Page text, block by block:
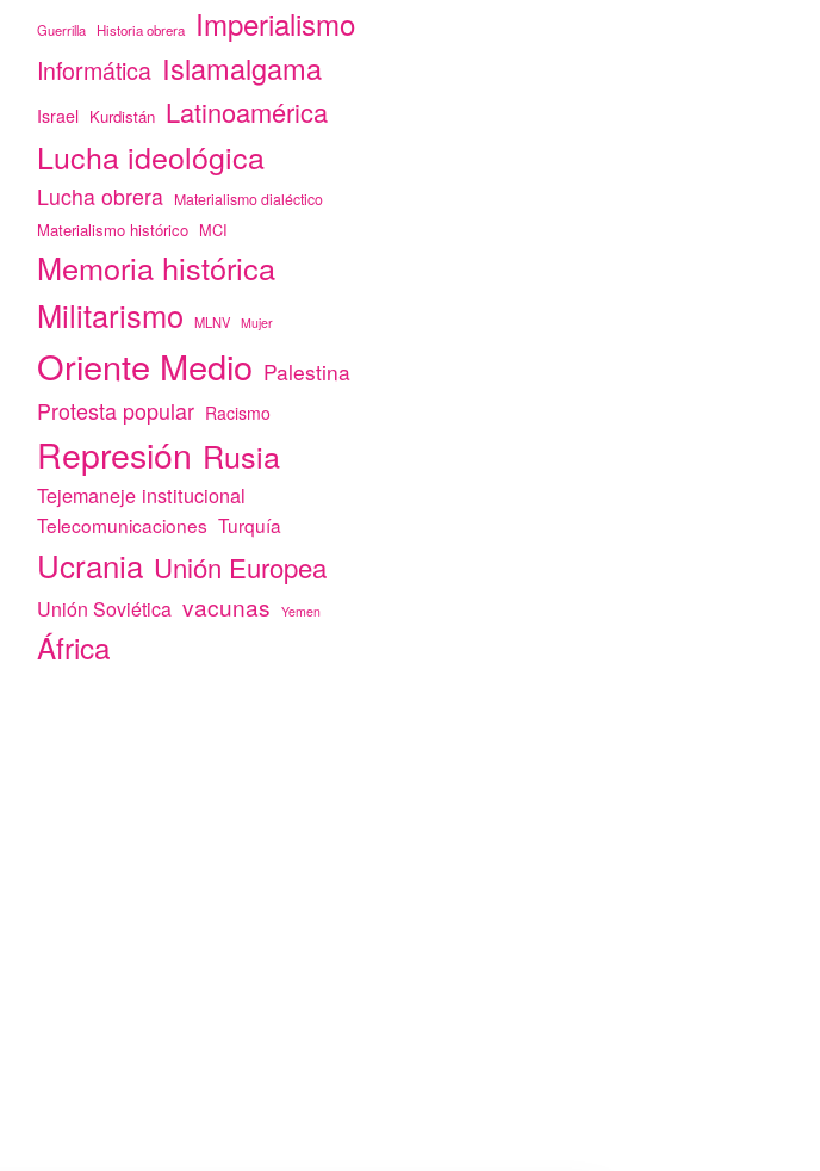
Guerrilla Historia obrera Imperialismo
Informática Islamalgama
Israel Kurdistán Latinoamérica
Lucha ideológica
Lucha obrera Materialismo dialéctico
Materialismo histórico MCI
Memoria histórica
Militarismo
MLNV Mujer
Oriente Medio Palestina
Protesta popular Racismo
Represión Rusia
Tejemaneje institucional
Telecomunicaciones Turquía
Ucrania Unión Europea
Unión Soviética vacunas Yemen
África